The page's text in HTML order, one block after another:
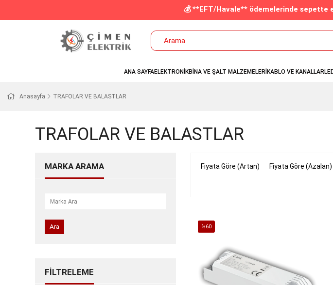
💰 **EFT/Havale** ödemelerinde sepette
ANA SAYFAELEKTRONİKBİNA VE ŞALT MALZEMELERİKABLO VE KANALLAR
Anasayfa TRAFOLAR VE BALASTLAR
TRAFOLAR VE BALASTLAR
MARKA ARAMA
Ara
FILTRELEME
Fiyata Göre (Artan) Fiyata Göre (Azalan)
%60
%60İndirim